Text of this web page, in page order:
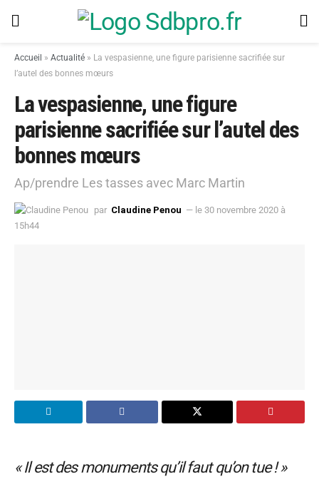
Accueil » Actualité » La vespasienne, une figure parisienne sacrifiée sur
l’autel des bonnes mœurs
La vespasienne, une figure
parisienne sacrifiée sur l’autel des
bonnes mœurs
Ap/prendre Les tasses avec Marc Martin
par Claudine Penou — le 30 novembre 2020 à
15h44
« Il est des monuments qu’il faut qu’on tue ! »